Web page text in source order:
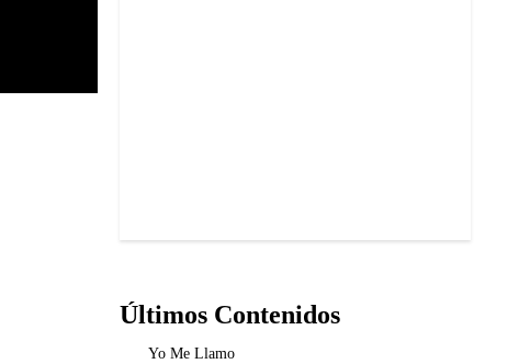
Últimos Contenidos
Yo Me Llamo